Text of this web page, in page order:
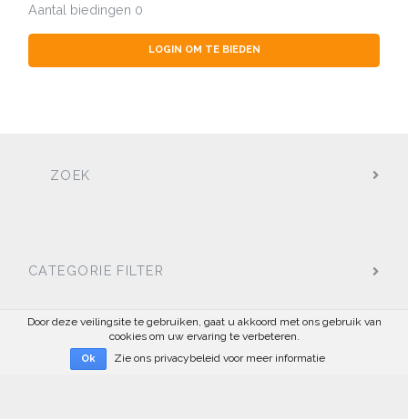
Aantal biedingen 0
LOGIN OM TE BIEDEN
ZOEK
CATEGORIE FILTER
Door deze veilingsite te gebruiken, gaat u akkoord met ons gebruik van
cookies om uw ervaring te verbeteren.
Ok Zie ons privacybeleid voor meer informatie